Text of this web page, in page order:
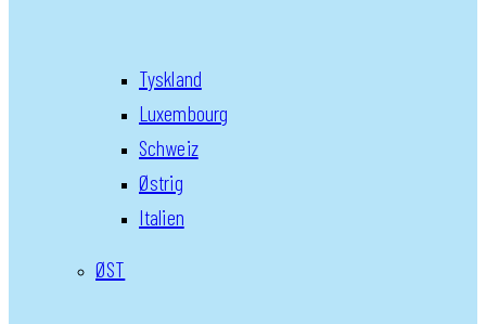
Tyskland
Luxembourg
Schweiz
Østrig
Italien
ØST